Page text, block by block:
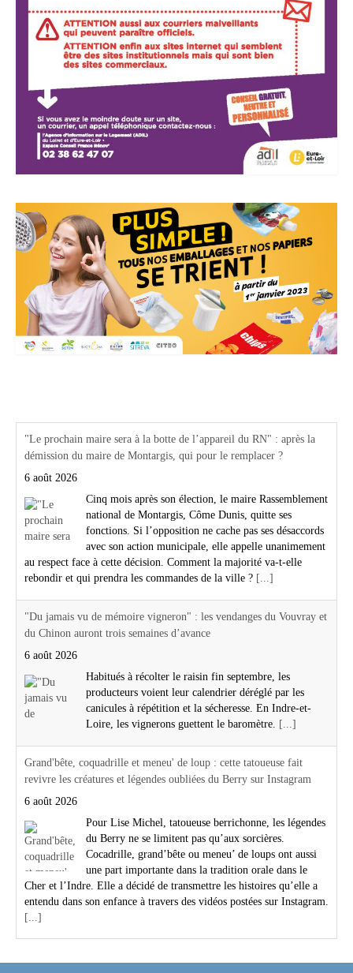
"Le prochain maire sera à la botte de l’appareil du RN" : après la
démission du maire de Montargis, qui pour le remplacer ?
6 août 2026
Cinq mois après son élection, le maire Rassemblement
national de Montargis, Côme Dunis, quitte ses
fonctions. Si l’opposition ne cache pas ses désaccords
avec son action municipale, elle appelle unanimement
au respect face à cette décision. Comment la majorité va-t-elle
rebondir et qui prendra les commandes de la ville ? [...]
"Du jamais vu de mémoire vigneron" : les vendanges du Vouvray et
du Chinon auront trois semaines d’avance
6 août 2026
Habitués à récolter le raisin fin septembre, les
producteurs voient leur calendrier déréglé par les
canicules à répétition et la sécheresse. En Indre-et-
Loire, les vignerons guettent le baromètre. [...]
Grand'bête, coquadrille et meneu' de loup : cette tatoueuse fait
revivre les créatures et légendes oubliées du Berry sur Instagram
6 août 2026
Pour Lise Michel, tatoueuse berrichonne, les légendes
du Berry ne se limitent pas qu’aux sorcières.
Cocadrille, grand’bête ou meneu’ de loups ont aussi
une part importante dans la tradition orale dans le
Cher et l’Indre. Elle a décidé de transmettre les histoires qu’elle a
entendu dans son enfance à travers des vidéos postées sur Instagram.
[...]